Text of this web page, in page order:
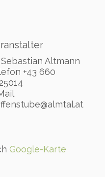
Google-Karte
Altmann
+43 660